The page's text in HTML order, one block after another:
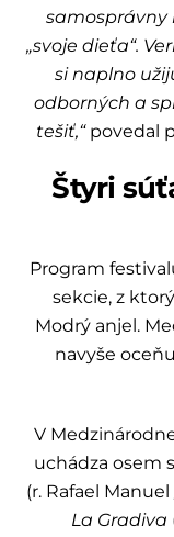
samosprávny
„svoje dieťa“.
si naplno
odborných a
tešiť,“ povedal
Štyri
Program
sekcie, z
Modrý anjel.
navyše
V
uchádza osem
(r. Rafael Manuel
La Gradiva